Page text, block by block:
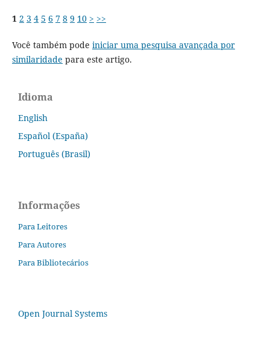
1 2 3 4 5 6 7 8 9 10 > >>
Você também pode iniciar uma pesquisa avançada por
similaridade para este artigo.
Idioma
English
Español (España)
Português (Brasil)
Informações
Para Leitores
Para Autores
Para Bibliotecários
Open Journal Systems